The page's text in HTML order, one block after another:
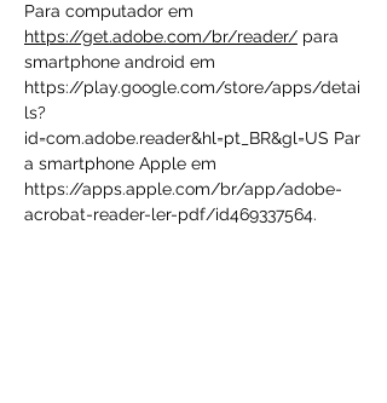
Para computador em
https://get.adobe.com/br/reader/ para
smartphone android em
https://play.google.com/store/apps/detai
ls?
id=com.adobe.reader&hl=pt_BR&gl=US Par
a smartphone Apple em
https://apps.apple.com/br/app/adobe-
acrobat-reader-ler-pdf/id469337564.